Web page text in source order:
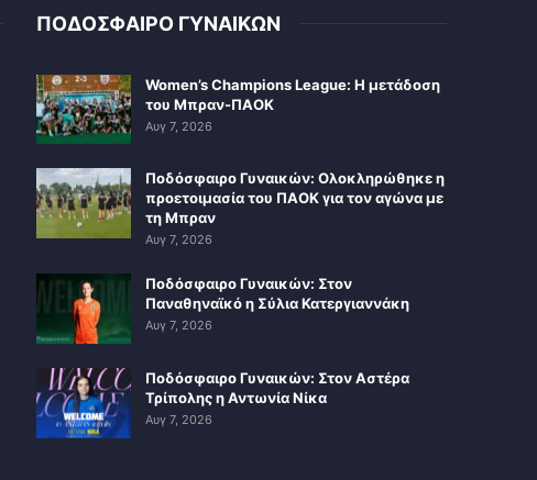
ΠΟΔΟΣΦΑΙΡΟ ΓΥΝΑΙΚΩΝ
Women’s Champions League: Η μετάδοση
του Μπραν-ΠΑΟΚ
Αυγ 7, 2026
Ποδόσφαιρο Γυναικών: Ολοκληρώθηκε η
προετοιμασία του ΠΑΟΚ για τον αγώνα με
τη Μπραν
Αυγ 7, 2026
Ποδόσφαιρο Γυναικών: Στον
Παναθηναϊκό η Σύλια Κατεργιαννάκη
Αυγ 7, 2026
Ποδόσφαιρο Γυναικών: Στον Αστέρα
Τρίπολης η Αντωνία Νίκα
Αυγ 7, 2026